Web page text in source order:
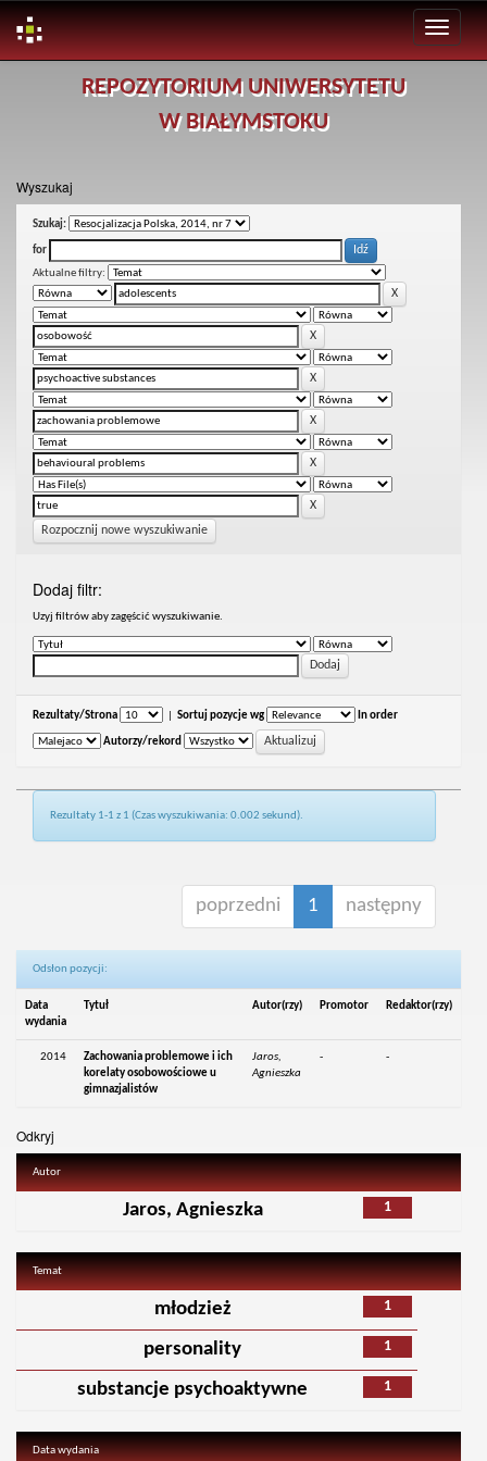
REPOZYTORIUM UNIWERSYTETU
W BIAŁYMSTOKU
Wyszukaj
Szukaj:
for
Aktualne filtry:
Rozpocznij nowe wyszukiwanie
Dodaj filtr:
Uzyj filtrów aby zagęścić wyszukiwanie.
Rezultaty/Strona Sortuj pozycje wg In order
Autorzy/rekord
Rezultaty 1-1 z 1 (Czas wyszukiwania: 0.002 sekund).
poprzedni 1 następny
Odsłon pozycji:
Data
wydania
Tytuł Autor(rzy) Promotor Redaktor(rzy)
2014
Zachowania problemowe i ich
korelaty osobowościowe u
gimnazjalistów
Jaros,
Agnieszka
- -
Odkryj
Autor
1
Jaros, Agnieszka
Temat
1
młodzież
1
personality
1
substancje psychoaktywne
Data wydania